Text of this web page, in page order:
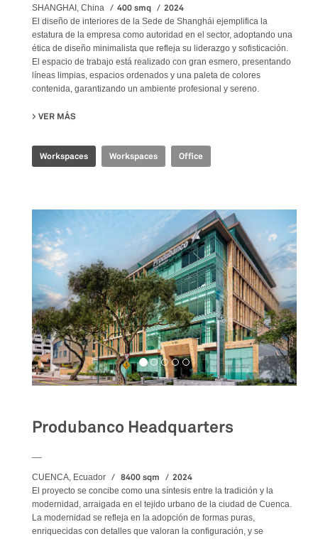
SHANGHAI, China 400 smq 2024
El diseño de interiores de la Sede de Shanghái ejemplifica la
estatura de la empresa como autoridad en el sector, adoptando una
ética de diseño minimalista que refleja su liderazgo y sofisticación.
El espacio de trabajo está realizado con gran esmero, presentando
líneas limpias, espacios ordenados y una paleta de colores
contenida, garantizando un ambiente profesional y sereno.
VER MÁS
Workspaces Workspaces Office
Produbanco Headquarters
CUENCA, Ecuador 8400 sqm 2024
El proyecto se concibe como una síntesis entre la tradición y la
modernidad, arraigada en el tejido urbano de la ciudad de Cuenca.
La modernidad se refleja en la adopción de formas puras,
enriquecidas con detalles que valoran la configuración, y se